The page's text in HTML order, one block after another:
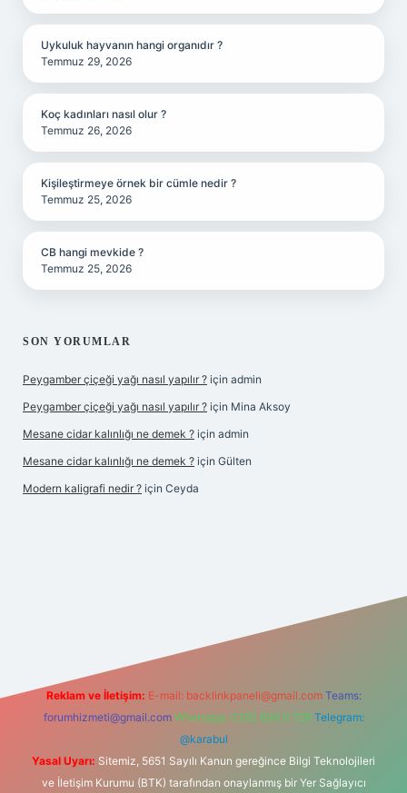
Uykuluk hayvanın hangi organıdır ?
Temmuz 29, 2026
Koç kadınları nasıl olur ?
Temmuz 26, 2026
Kişileştirmeye örnek bir cümle nedir ?
Temmuz 25, 2026
CB hangi mevkide ?
Temmuz 25, 2026
SON YORUMLAR
Peygamber çiçeği yağı nasıl yapılır ? için admin
Peygamber çiçeği yağı nasıl yapılır ? için Mina Aksoy
Mesane cidar kalınlığı ne demek ? için admin
Mesane cidar kalınlığı ne demek ? için Gülten
Modern kaligrafi nedir ? için Ceyda
Reklam ve İletişim: E-mail: backlinkpaneli@gmail.com Teams:
forumhizmeti@gmail.com Whatsapp: 0262 606 0 726 Telegram:
@karabul
Yasal Uyarı: Sitemiz, 5651 Sayılı Kanun gereğince Bilgi Teknolojileri
ve İletişim Kurumu (BTK) tarafından onaylanmış bir Yer Sağlayıcı